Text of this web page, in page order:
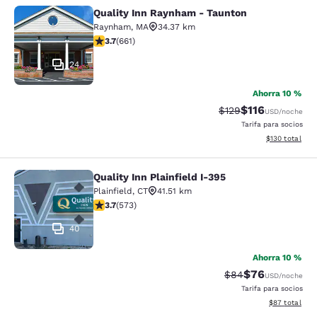
Quality Inn Raynham - Taunton
24
Quality Inn Raynham - Taunton
Raynham, MA
34.37 km
calificación de 3.66 estrellas. Bueno. 661 reseñas
3.7(661)
Ahorra 10 %
Precio tachado:
$129Precio con
$116USD/noche
Tarifa para socios
Ver detalles
$130 total
Quality Inn Plainfield I-395
40
Quality Inn Plainfield I-395
Plainfield, CT
41.51 km
calificación de 3.68 estrellas. Bueno. 573 reseñas
3.7(573)
Ahorra 10 %
Precio tachado:
$84Precio con
$76USD/noche
Tarifa para socios
Ver detalles
$87 total